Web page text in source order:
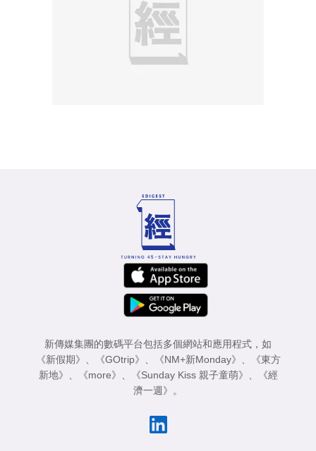
新傳媒集團的數碼平台包括多個網站和應用程式，如
《新假期》
《GOtrip》 《NM+新Monday》
《東方
新地》
《more》 《Sunday Kiss 親子童萌》
《經
濟一週》
。